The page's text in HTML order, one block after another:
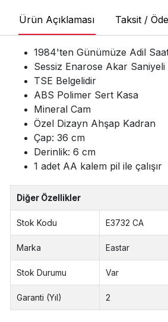
Ürün Açıklaması Taksit /
1984'ten Günümüze Adil
Sessiz Enarose Akar Saniyeli
TSE Belgelidir
ABS Polimer Sert Kasa
Mineral Cam
Özel Dizayn Ahşap Kadran
Çap: 36 cm
Derinlik: 6 cm
1 adet AA kalem pil ile çalışır
Diğer Özellikler
Stok Kodu E3732 CA
Marka Eastar
Stok Durumu Var
Garanti (Yıl) 2